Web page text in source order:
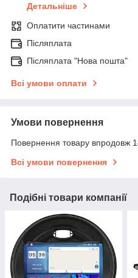
Детальніше
Оплатити частинами
Післяплата
Післяплата "Нова пошта"
Всі умови оплати
Умови повернення
Повернення товару впродовж
Всі умови повернення
Подібні товари компанії